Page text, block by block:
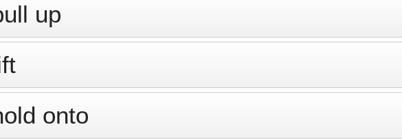
up
onto